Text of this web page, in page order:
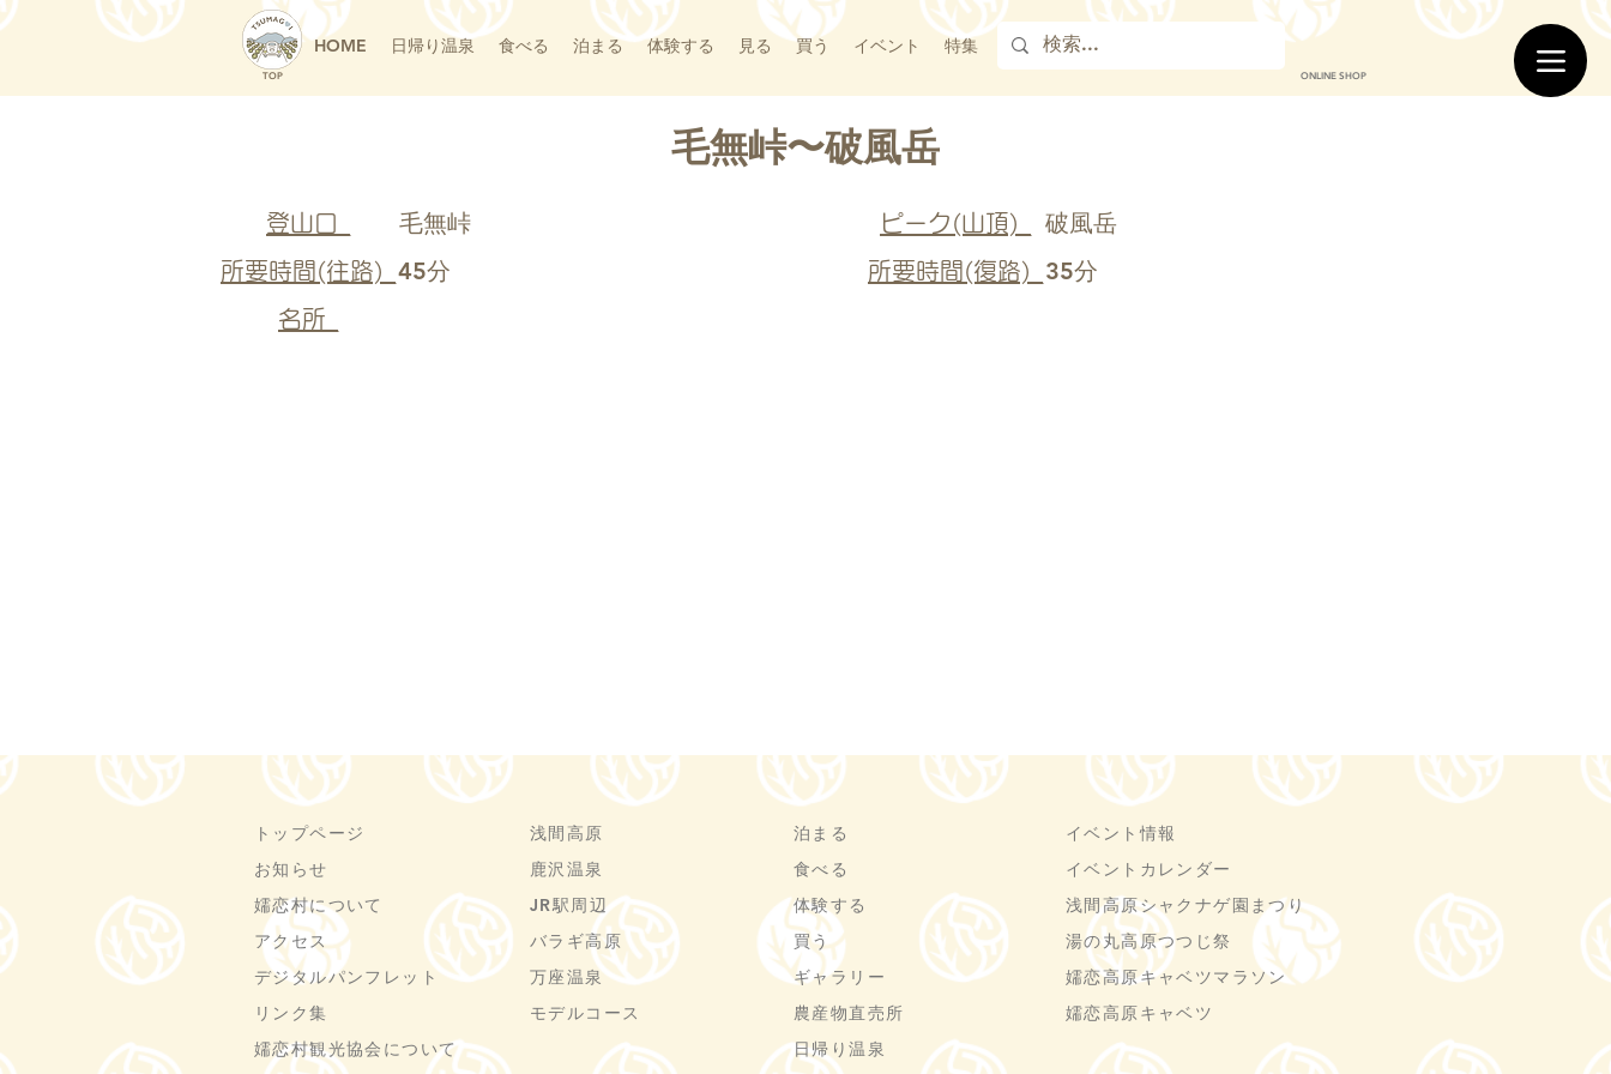
HOME 日帰り温泉 食べる 泊まる 体験する 見る 買う イベント 特集
TOP ONLINE SHOP
毛無峠〜破風岳
登山口_
所要時間(往路)_
名所_
毛無峠
45分
ピーク(山頂)_ 破風岳
所要時間(復路)_ 35分
トップページ
お知らせ
嬬恋村について
アクセス
デジタルパンフレット
リンク集
嬬恋村観光協会について
浅間高原
泊まる
鹿沢温泉
食べる
JR駅周辺
体験する
バラギ高原
買う
万座温泉
ギャラリー
モデルコース
農産物直売所
イベント情報
イベントカレンダー
浅間高原シャクナゲ園まつり
湯の丸高原つつじ祭
嬬恋高原キャベツマラソン
嬬恋高原キャベツ
日帰り温泉